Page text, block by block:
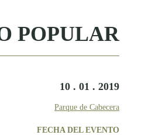
POPULAR
10 . 01 . 2019
Parque de Cabecera
FECHA DEL EVENTO